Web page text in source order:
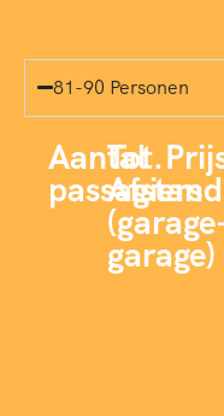
81-90 Personen
Aantal
passagiers
Tot.
Afstand
garage)